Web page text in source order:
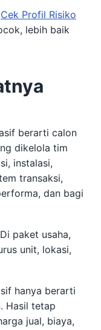
Cek Profil Risiko
lebih baik
berarti calon
dikelola tim
instalasi,
transaksi,
dan bagi
paket usaha,
unit, lokasi,
hanya berarti
Hasil tetap
jual, biaya,